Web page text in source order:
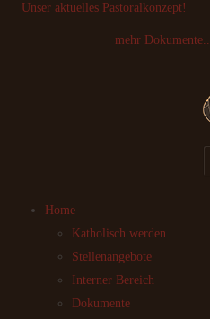
Unser aktuelles Pastoralkonzept!
mehr Dokumente..
Home
Katholisch werden
Stellenangebote
Interner Bereich
Dokumente